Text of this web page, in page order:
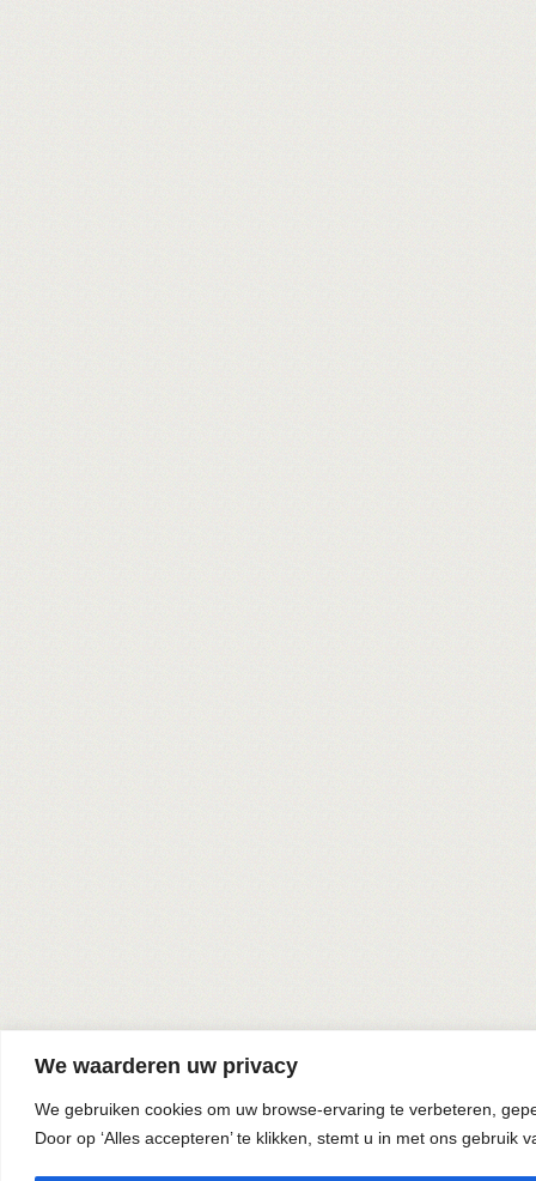
We waarderen uw privacy
We gebruiken cookies om uw browse-ervaring te verbeteren,
Door op ‘Alles accepteren’ te klikken, stemt u in met ons gebruik